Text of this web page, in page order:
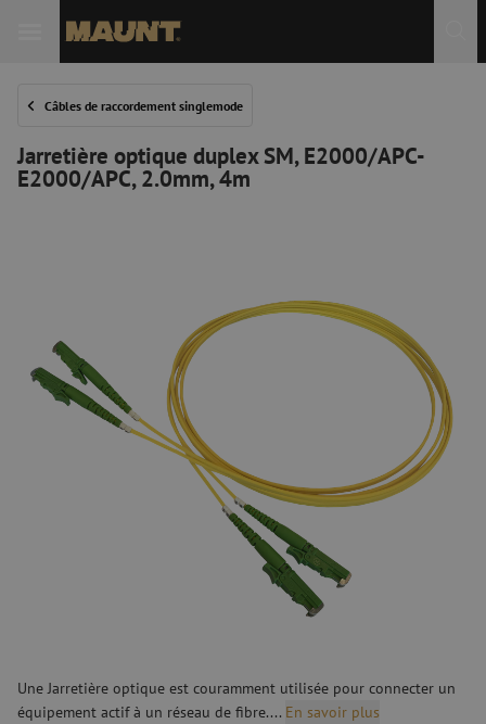
Câbles de raccordement singlemode
Jarretière optique duplex SM, E2000/APC-
E2000/APC, 2.0mm, 4m
Une Jarretière optique est couramment utilisée pour connecter un
équipement actif à un réseau de fibre.... En savoir plus